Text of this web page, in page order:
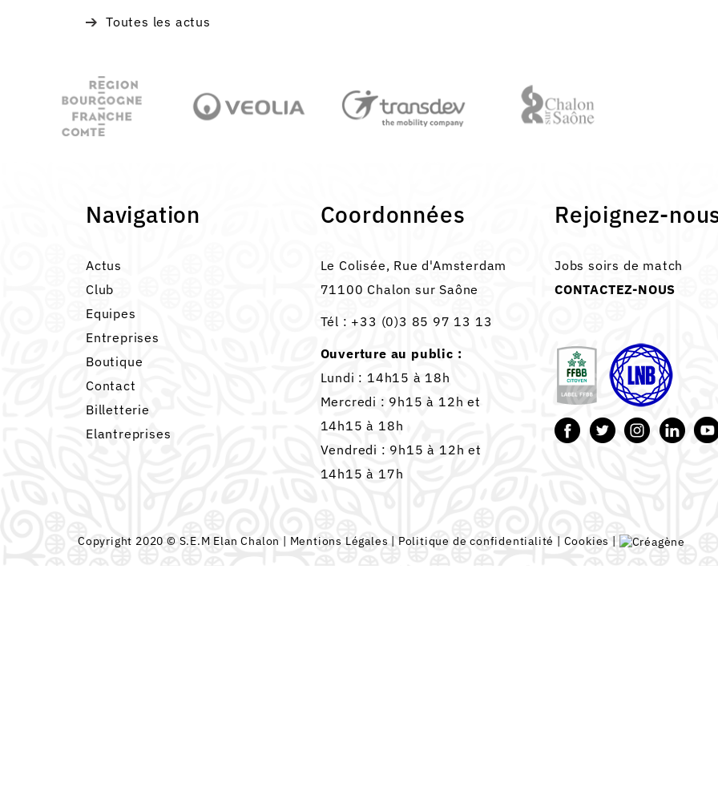
Toutes les actus
Navigation
Actus
Club
Equipes
Entreprises
Boutique
Contact
Billetterie
Elantreprises
Coordonnées
Le Colisée, Rue d'Amsterdam
71100 Chalon sur Saône
Tél : +33 (0)3 85 97 13 13
Ouverture au public :
Lundi : 14h15 à 18h
Mercredi : 9h15 à 12h et
14h15 à 18h
Vendredi : 9h15 à 12h et
14h15 à 17h
Rejoignez-
Jobs soirs de match
CONTACTEZ-NOUS
Copyright 2020 © S.E.M Elan Chalon | Mentions Légales | Politique de confidentialité | Cookies |